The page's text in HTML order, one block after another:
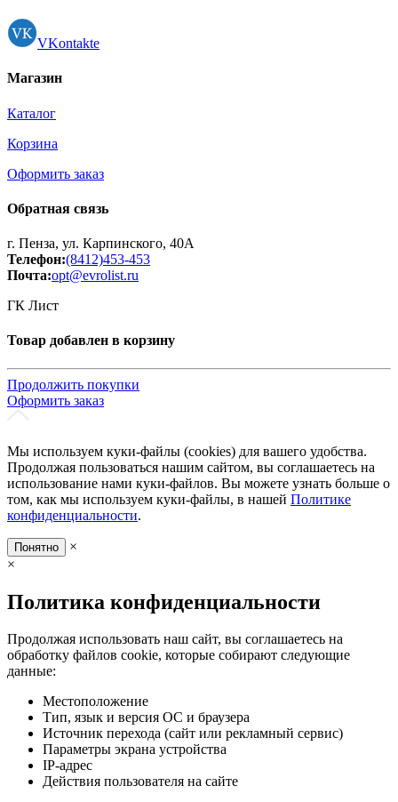
VKontakte
Магазин
Каталог
Корзина
Оформить заказ
Обратная связь
г. Пенза, ул. Карпинского, 40А
Телефон:(8412)453-453
Почта:opt@evrolist.ru
ГК Лист
Товар добавлен в корзину
Продолжить покупки
Оформить заказ
Мы используем куки-файлы (cookies) для вашего удобства.
Продолжая пользоваться нашим сайтом, вы соглашаетесь на
использование нами куки-файлов. Вы можете узнать больше о
том, как мы используем куки-файлы, в нашей Политике
конфиденциальности.
Понятно
×
×
Политика конфиденциальности
Продолжая использовать наш сайт, вы соглашаетесь на
обработку файлов cookie, которые собирают следующие
данные:
Местоположение
Тип, язык и версия ОС и браузера
Источник перехода (сайт или рекламный сервис)
Параметры экрана устройства
IP-адрес
Действия пользователя на сайте